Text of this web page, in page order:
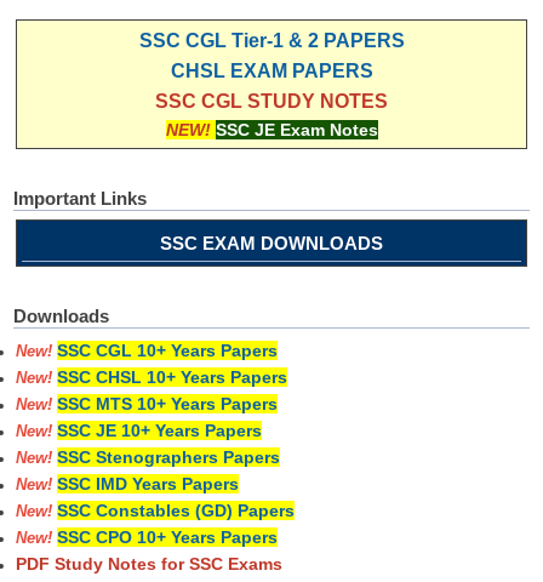
SSC CGL Tier-1 & 2 PAPERS
CHSL EXAM PAPERS
SSC CGL STUDY NOTES
NEW! SSC JE Exam Notes
Important Links
SSC EXAM DOWNLOADS
Downloads
New! SSC CGL 10+ Years Papers
New! SSC CHSL 10+ Years Papers
New! SSC MTS 10+ Years Papers
New! SSC JE 10+ Years Papers
New! SSC Stenographers Papers
New! SSC IMD Years Papers
New! SSC Constables (GD) Papers
New! SSC CPO 10+ Years Papers
PDF Study Notes for SSC Exams